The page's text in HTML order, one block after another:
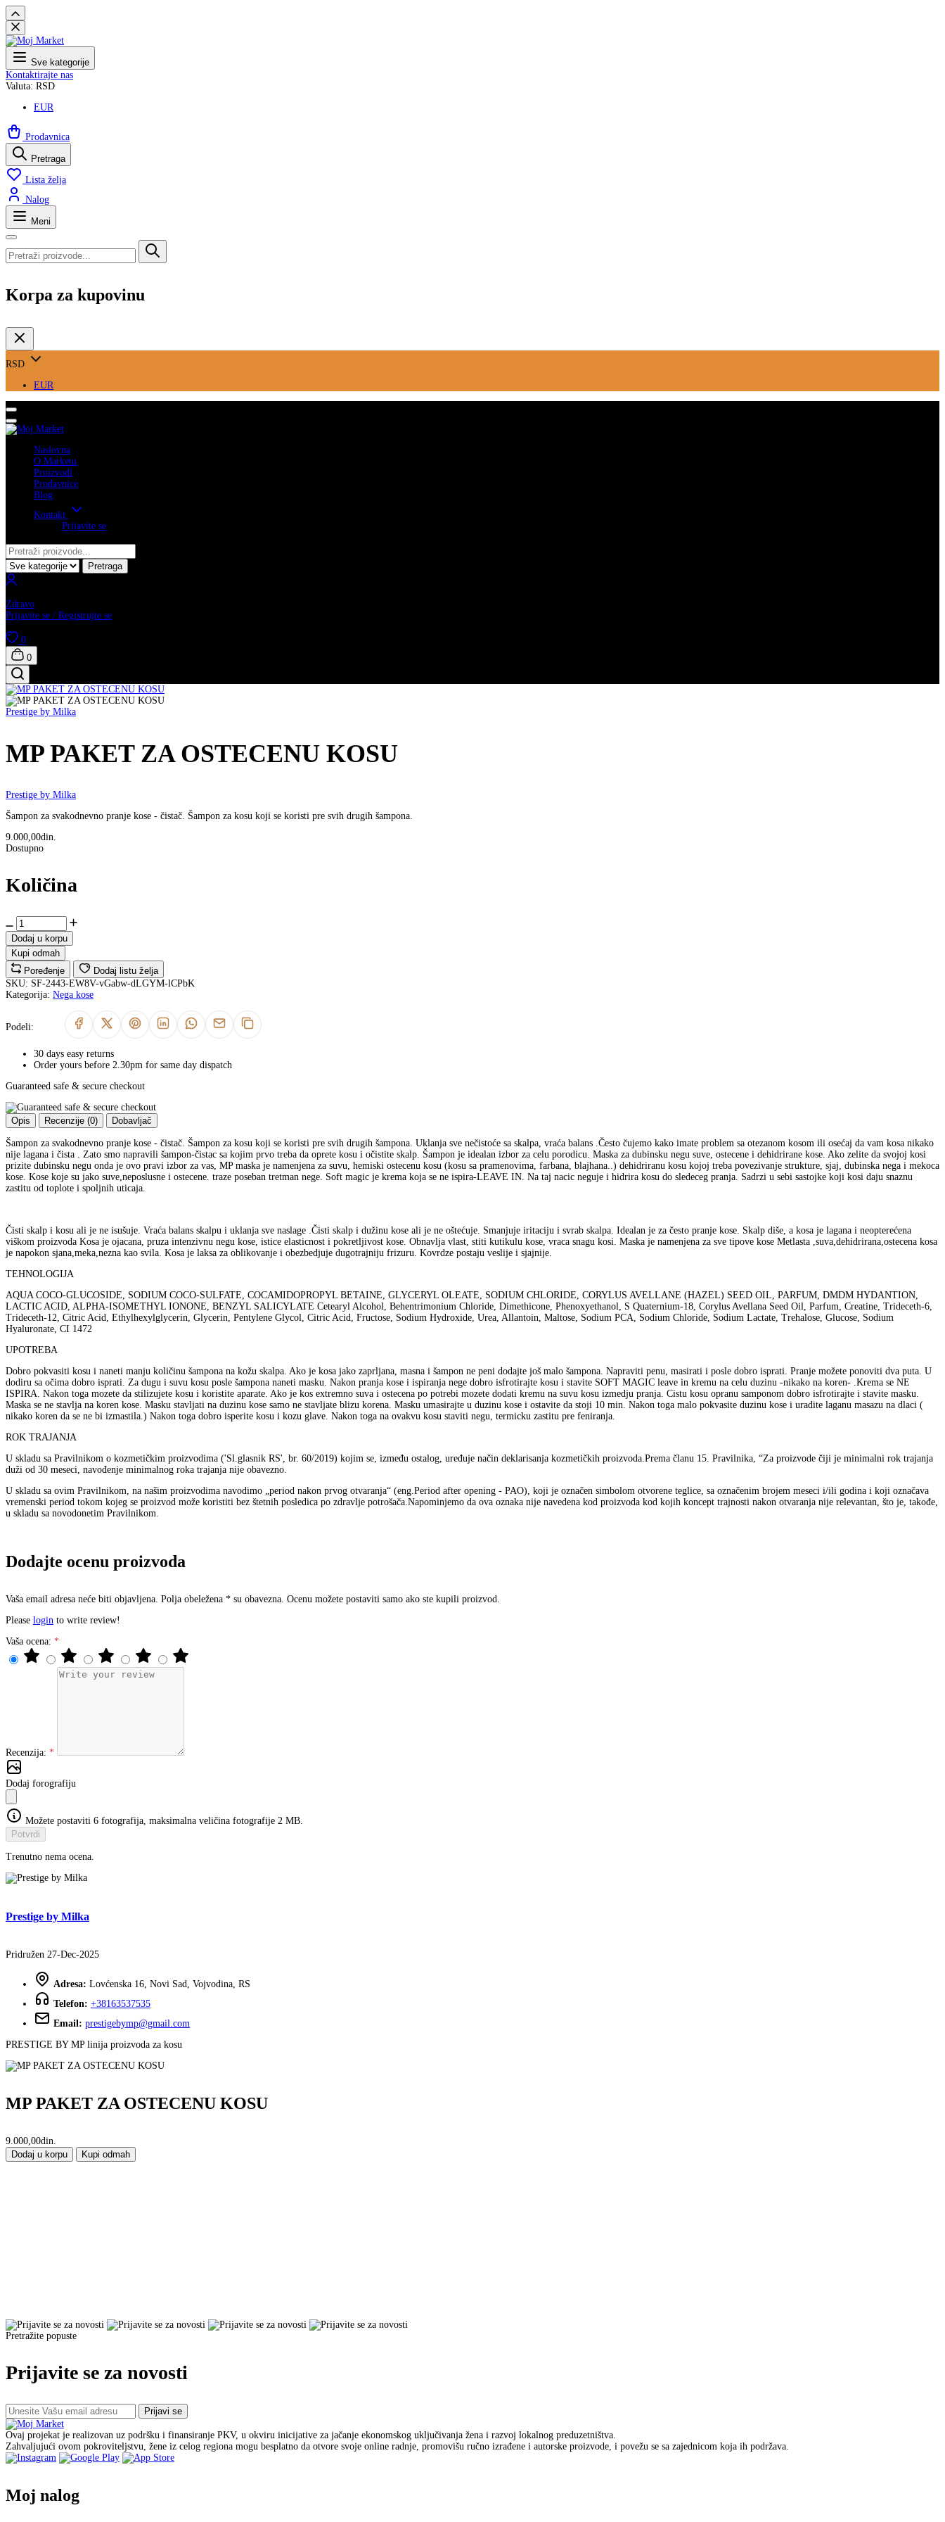
Sve kategorije
Kontaktirajte nas
Valuta: RSD
EUR
Prodavnica
Pretraga
Lista želja
Nalog
Meni
Korpa za kupovinu
RSD
EUR
Naslovna
O Marketu
Proizvodi
Prodavnice
Blog
Kontakt
Prijavite se
Pretraga
Zdravo
Prijavite se / Registrujte se
0
0
Prestige by Milka
MP PAKET ZA OSTECENU KOSU
Prestige by Milka
Šampon za svakodnevno pranje kose - čistač. Šampon za kosu koji se koristi pre svih drugih šampona.
9.000,00din.
Dostupno
Količina
Dodaj u korpu
Kupi odmah
Poređenje
Dodaj listu želja
SKU: SF-2443-EW8V-vGabw-dLGYM-lCPbK
Kategorija: Nega kose
Podeli:
30 days easy returns
Order yours before 2.30pm for same day dispatch
Guaranteed safe & secure checkout
Opis Recenzije (0) Dobavljač
Šampon za svakodnevno pranje kose - čistač. Šampon za kosu koji se koristi pre svih drugih šampona. Uklanja sve nečistoće sa skalpa, vraća balans .Često čujemo kako imate problem sa otezanom kosom ili osećaj da vam kosa nikako
nije lagana i čista . Zato smo napravili šampon-čistac sa kojim prvo treba da oprete kosu i očistite skalp. Šampon je idealan izbor za celu porodicu. Maska za dubinsku negu suve, ostecene i dehidrirane kose. Ako zelite da svojoj kosi
prizite dubinsku negu onda je ovo pravi izbor za vas, MP maska je namenjena za suvu, hemiski ostecenu kosu (kosu sa pramenovima, farbana, blajhana..) dehidriranu kosu kojoj treba povezivanje strukture, sjaj, dubinska nega i mekoca
kose. Kose koje su jako suve,neposlusne i ostecene. traze poseban tretman nege. Soft magic je krema koja se ne ispira-LEAVE IN. Na taj nacic neguje i hidrira kosu do sledeceg pranja. Sadrzi u sebi sastojke koji kosi daju snaznu
zastitu od toplote i spoljnih uticaja.
Čisti skalp i kosu ali je ne isušuje. Vraća balans skalpu i uklanja sve naslage .Čisti skalp i dužinu kose ali je ne oštećuje. Smanjuje iritaciju i svrab skalpa. Idealan je za često pranje kose. Skalp diše, a kosa je lagana i neopterećena
viškom proizvoda Kosa je ojacana, pruza intenzivnu negu kose, istice elasticnost i pokretljivost kose. Obnavlja vlast, stiti kutikulu kose, vraca snagu kosi. Maska je namenjena za sve tipove kose Metlasta ,suva,dehidrirana,ostecena kosa
je napokon sjana,meka,nezna kao svila. Kosa je laksa za oblikovanje i obezbedjuje dugotrajniju frizuru. Kovrdze postaju veslije i sjajnije.
TEHNOLOGIJA
AQUA COCO-GLUCOSIDE, SODIUM COCO-SULFATE, COCAMIDOPROPYL BETAINE, GLYCERYL OLEATE, SODIUM CHLORIDE, CORYLUS AVELLANE (HAZEL) SEED OIL, PARFUM, DMDM HYDANTION,
LACTIC ACID, ALPHA-ISOMETHYL IONONE, BENZYL SALICYLATE Cetearyl Alcohol, Behentrimonium Chloride, Dimethicone, Phenoxyethanol, S Quaternium-18, Corylus Avellana Seed Oil, Parfum, Creatine, Trideceth-6,
Trideceth-12, Citric Acid, Ethylhexylglycerin, Glycerin, Pentylene Glycol, Citric Acid, Fructose, Sodium Hydroxide, Urea, Allantoin, Maltose, Sodium PCA, Sodium Chloride, Sodium Lactate, Trehalose, Glucose, Sodium
Hyaluronate, CI 1472
UPOTREBA
Dobro pokvasiti kosu i naneti manju količinu šampona na kožu skalpa. Ako je kosa jako zaprljana, masna i šampon ne peni dodajte još malo šampona. Napraviti penu, masirati i posle dobro isprati. Pranje možete ponoviti dva puta. U
dodiru sa očima dobro isprati. Za dugu i suvu kosu posle šampona naneti masku. Nakon pranja kose i ispiranja nege dobro isfrotirajte kosu i stavite SOFT MAGIC leave in kremu na celu duzinu -nikako na koren- .Krema se NE
ISPIRA. Nakon toga mozete da stilizujete kosu i koristite aparate. Ako je kos extremno suva i ostecena po potrebi mozete dodati kremu na suvu kosu izmedju pranja. Cistu kosu opranu samponom dobro isfrotirajte i stavite masku.
Maska se ne stavlja na koren kose. Masku stavljati na duzinu kose samo ne stavljate blizu korena. Masku umasirajte u duzinu kose i ostavite da stoji 10 min. Nakon toga malo pokvasite duzinu kose i uradite laganu masazu na dlaci (
nikako koren da se ne bi izmastila.) Nakon toga dobro isperite kosu i kozu glave. Nakon toga na ovakvu kosu staviti negu, termicku zastitu pre feniranja.
ROK TRAJANJA
U skladu sa Pravilnikom o kozmetičkim proizvodima ('Sl.glasnik RS', br. 60/2019) kojim se, između ostalog, uređuje način deklarisanja kozmetičkih proizvoda.Prema članu 15. Pravilnika, “Za proizvode čiji je minimalni rok trajanja
duži od 30 meseci, navođenje minimalnog roka trajanja nije obavezno.
U skladu sa ovim Pravilnikom, na našim proizvodima navodimo „period nakon prvog otvaranja“ (eng.Period after opening - PAO), koji je označen simbolom otvorene teglice, sa označenim brojem meseci i/ili godina i koji označava
vremenski period tokom kojeg se proizvod može koristiti bez štetnih posledica po zdravlje potrošača.Napominjemo da ova oznaka nije navedena kod proizvoda kod kojih koncept trajnosti nakon otvaranja nije relevantan, što je, takođe,
u skladu sa novodonetim Pravilnikom.
Dodajte ocenu proizvoda
Vaša email adresa neće biti objavljena. Polja obeležena * su obavezna. Ocenu možete postaviti samo ako ste kupili proizvod.
Please login to write review!
Vaša ocena:
Recenzija:
Dodaj forografiju
Možete postaviti 6 fotografija, maksimalna veličina fotografije 2 MB.
Potvrdi
Trenutno nema ocena.
Prestige by Milka
Pridružen 27-Dec-2025
Adresa: Lovćenska 16, Novi Sad, Vojvodina, RS
Telefon: +38163537535
Email: prestigebymp@gmail.com
PRESTIGE BY MP linija proizvoda za kosu
MP PAKET ZA OSTECENU KOSU
9.000,00din.
Dodaj u korpu
Kupi odmah
Pretražite popuste
Prijavite se za novosti
Prijavi se
Ovaj projekat je realizovan uz podršku i finansiranje PKV, u okviru inicijative za jačanje ekonomskog uključivanja žena i razvoj lokalnog preduzetništva.
Zahvaljujući ovom pokroviteljstvu, žene iz celog regiona mogu besplatno da otvore svoje online radnje, promovišu ručno izrađene i autorske proizvode, i povežu se sa zajednicom koja ih podržava.
Moj nalog